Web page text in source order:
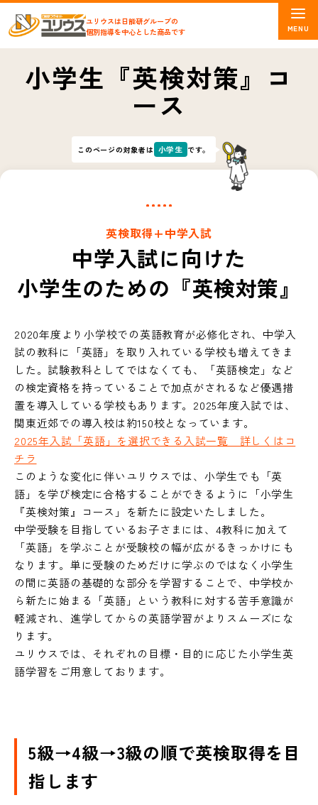
ユリウスは日能研グループの
個別指導を中心とした商品です
小学生『英検対策』コ
ース
このページの対象者は 小学生 です。
英検取得+中学入試
中学入試に向けた
小学生のための『英検対策』
2020年度より小学校での英語教育が必修化され、中学入
試の教科に「英語」を取り入れている学校も増えてきま
した。試験教科としてではなくても、「英語検定」など
の検定資格を持っていることで加点がされるなど優遇措
置を導入している学校もあります。2025年度入試では、
関東近郊での導入校は約150校となっています。
2025年入試「英語」を選択できる入試一覧 詳しくはコ
チラ
このような変化に伴いユリウスでは、小学生でも「英
語」を学び検定に合格することができるように「小学生
『英検対策』コース」を新たに設定いたしました。
中学受験を目指しているお子さまには、4教科に加えて
「英語」を学ぶことが受験校の幅が広がるきっかけにも
なります。単に受験のためだけに学ぶのではなく小学生
の間に英語の基礎的な部分を学習することで、中学校か
ら新たに始まる「英語」という教科に対する苦手意識が
軽減され、進学してからの英語学習がよりスムーズにな
ります。
ユリウスでは、それぞれの目標・目的に応じた小学生英
語学習をご用意しております。
5級→4級→3級の順で英検取得を目
指します